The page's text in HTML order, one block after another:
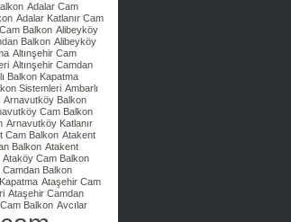
Adalar Cam
Adalar Katlanır Cam
Balkon Alibeyköy
Balkon Alibeyköy
Altınşehir Cam
Altınşehir Camdan
Balkon Kapatma
Sistemleri Ambarlı
Arnavutköy Balkon
Cam Balkon
Arnavutköy Katlanır
Cam Balkon Atakent
Balkon Atakent
Ataköy Cam Balkon
Camdan Balkon
Ataşehir Cam
Ataşehir Camdan
Balkon Avcılar